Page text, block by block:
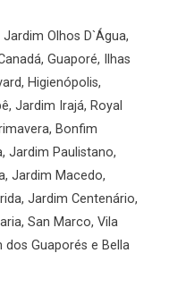
Olhos D`Água,
Guaporé, Ilhas
Higienópolis,
Jardim Irajá, Royal
Bonfim
Jardim Paulistano,
Jardim Macedo,
Jardim Centenário,
San Marco, Vila
dos Guaporés e Bella